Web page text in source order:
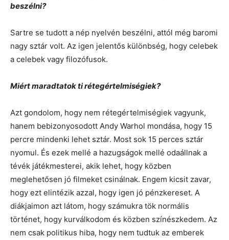
beszélni?
Sartre se tudott a nép nyelvén beszélni, attól még baromi
nagy sztár volt. Az igen jelentős különbség, hogy celebek
a celebek vagy filozófusok.
Miért maradtatok ti rétegértelmiségiek?
Azt gondolom, hogy nem rétegértelmiségiek vagyunk,
hanem bebizonyosodott Andy Warhol mondása, hogy 15
percre mindenki lehet sztár. Most sok 15 perces sztár
nyomul. És ezek mellé a hazugságok mellé odaállnak a
tévék játékmesterei, akik lehet, hogy közben
meglehetősen jó filmeket csinálnak. Engem kicsit zavar,
hogy ezt elintézik azzal, hogy igen jó pénzkereset. A
diákjaimon azt látom, hogy számukra tök normális
történet, hogy kurválkodom és közben színészkedem. Az
nem csak politikus hiba, hogy nem tudtuk az emberek